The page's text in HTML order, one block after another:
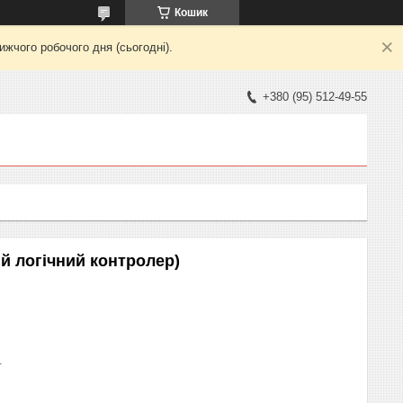
Кошик
робочого дня (сьогодні).
+380 (95) 512-49-55
логічний контролер)